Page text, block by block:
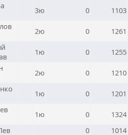
3ю 0 1103
2ю 0 1261
1ю 0 1255
2ю 0 1210
1ю 0 1201
1ю 0
1324
0
1014